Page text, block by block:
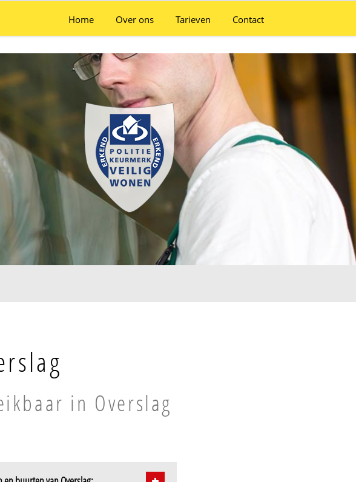
Home Over ons Tarieven Contact
in Overslag